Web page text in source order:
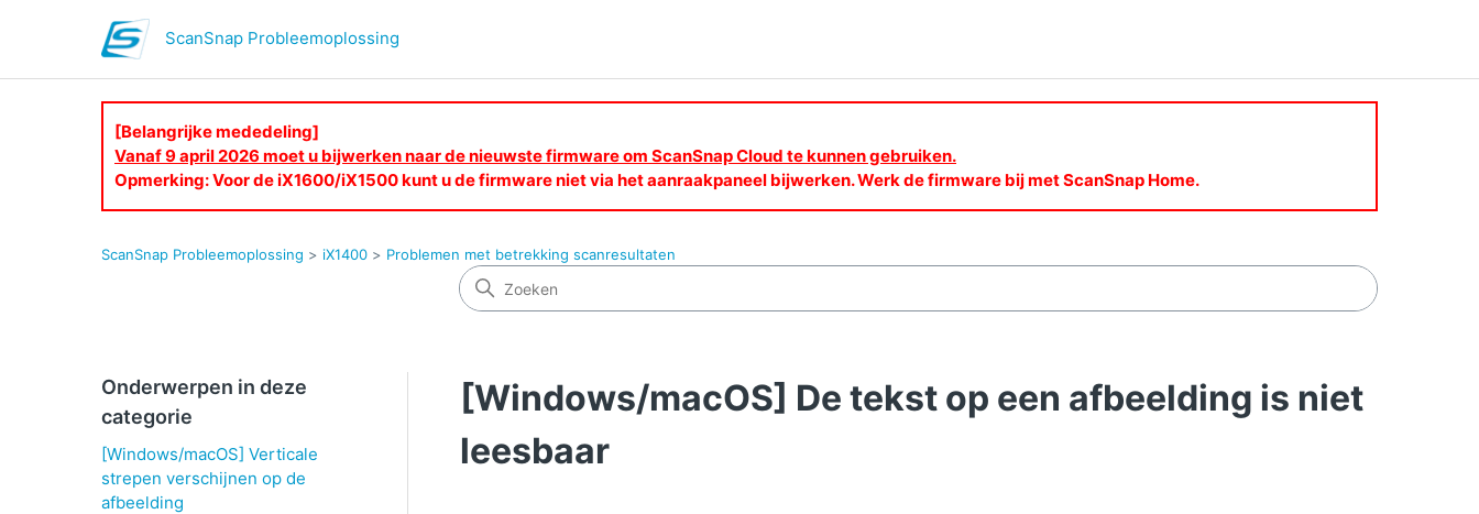
ScanSnap Probleemoplossing
[Belangrijke mededeling]
Vanaf 9 april 2026 moet u bijwerken naar de nieuwste firmware om ScanSnap Cloud te kunnen gebruiken.
Opmerking: Voor de iX1600/iX1500 kunt u de firmware niet via het aanraakpaneel bijwerken. Werk de firmware bij met ScanSnap Home.
ScanSnap Probleemoplossing iX1400 Problemen met betrekking scanresultaten
Onderwerpen in deze
categorie
[Windows/macOS] Verticale
strepen verschijnen op de
afbeelding
[Windows/macOS] De tekst op een afbeelding is niet
leesbaar